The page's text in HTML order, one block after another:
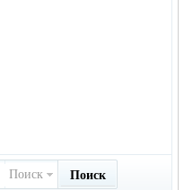
Поиск Поиск